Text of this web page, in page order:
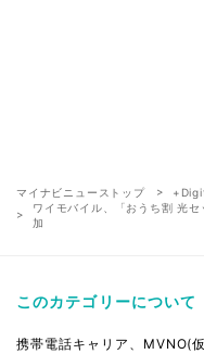
マイナビニューストップ
ワイモバイル、「おうち割 光
加
このカテゴリーについて
携帯電話キャリア、MVNO(